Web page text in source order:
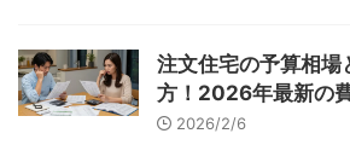
注文住宅の予算相場
方！2026年最新の
2026/2/6